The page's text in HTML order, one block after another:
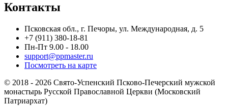
Контакты
Псковская обл., г. Печоры, ул. Международная, д. 5
+7 (911) 380-18-81
Пн-Пт 9.00 - 18.00
support@ppmaster.ru
Посмотреть на карте
© 2018 - 2026 Свято-Успенский Псково-Печерский мужской
монастырь Русской Православной Церкви (Московский
Патриархат)